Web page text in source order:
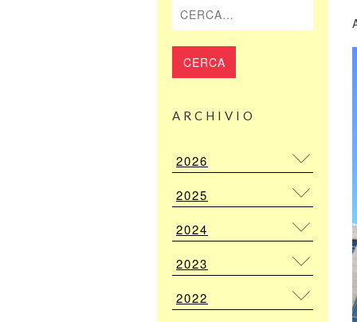
ARCHIVIO
2026
2025
2024
2023
2022